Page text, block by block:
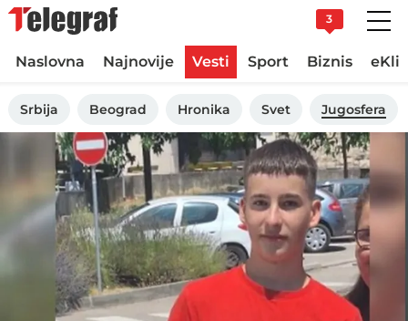
3
Naslovna Najnovije Vesti Sport Biznis
Srbija Beograd Hronika Svet Jugosfera